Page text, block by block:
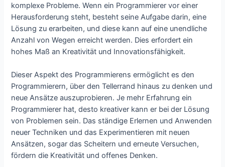
komplexe Probleme. Wenn ein Programmierer vor einer
Herausforderung steht, besteht seine Aufgabe darin, eine
Lösung zu erarbeiten, und diese kann auf eine unendliche
Anzahl von Wegen erreicht werden. Dies erfordert ein
hohes Maß an Kreativität und Innovationsfähigkeit.
Dieser Aspekt des Programmierens ermöglicht es den
Programmierern, über den Tellerrand hinaus zu denken und
neue Ansätze auszuprobieren. Je mehr Erfahrung ein
Programmierer hat, desto kreativer kann er bei der Lösung
von Problemen sein. Das ständige Erlernen und Anwenden
neuer Techniken und das Experimentieren mit neuen
Ansätzen, sogar das Scheitern und erneute Versuchen,
fördern die Kreativität und offenes Denken.